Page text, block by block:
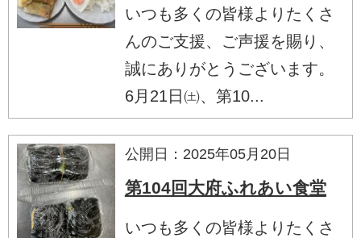
いつも多くの皆様よりたくさ
んのご支援、ご声援を賜り、
誠にありがとうございます。
6月21日㈯、第10...
公開日：2025年05月20日
第104回大府ふれあい食堂
いつも多くの皆様よりたくさ